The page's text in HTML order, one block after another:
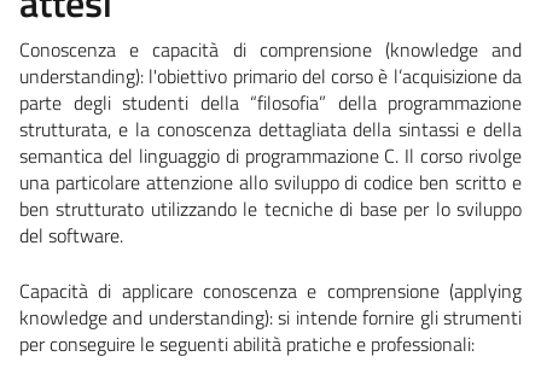
Conoscenza e capacità di comprensione (knowledge and
understanding): l'obiettivo primario del corso è l’acquisizione da
parte degli studenti della “filosofia” della programmazione
strutturata, e la conoscenza dettagliata della sintassi e della
semantica del linguaggio di programmazione C. Il corso rivolge
una particolare attenzione allo sviluppo di codice ben scritto e
ben strutturato utilizzando le tecniche di base per lo sviluppo
del software.
Capacità di applicare conoscenza e comprensione (applying
knowledge and understanding):si intende fornire gli strumenti
per conseguire le seguenti abilità pratiche e professionali: